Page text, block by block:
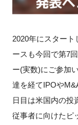
プログラム
インタビュー・コ
ニュース・掲示板
特別会員
2020年にスター
ースも今回で第7
ー(実数)にご参加
達を経てIPOや
日目は米国内の投
従事者に向けたピ